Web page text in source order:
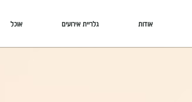
אודות גלריית אירועים אוכל